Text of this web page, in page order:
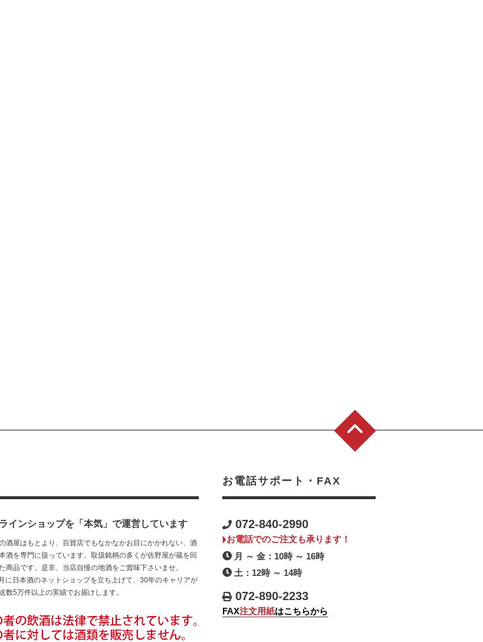
インショップを「本気」で運営しています
酒屋はもとより、百貨店でもなかなかお目にかかれない、酒
酒を専門に扱っています。取扱銘柄の多くが佐野屋が蔵を回
商品です。是非、当店自慢の地酒をご賞味下さいませ。
に日本酒のネットショップを立ち上げて、30年のキャリアが
数5万件以上の実績でお届けします。
お電話サポート・FAX
072-840-2990
お電話でのご注文も承ります！
月 ～ 金：10時 ～ 16時
土：12時 ～ 14時
072-890-2233
FAX注文用紙はこちらから